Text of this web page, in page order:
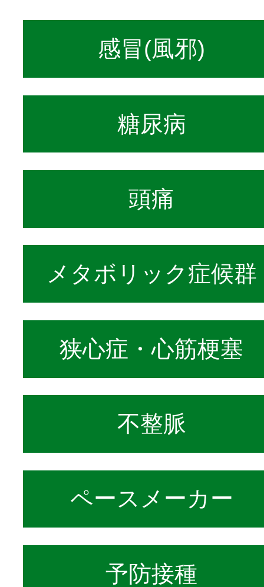
感冒(風邪)
糖尿病
頭痛
メタボリック症候群
狭心症・心筋梗塞
不整脈
ペースメーカー
予防接種